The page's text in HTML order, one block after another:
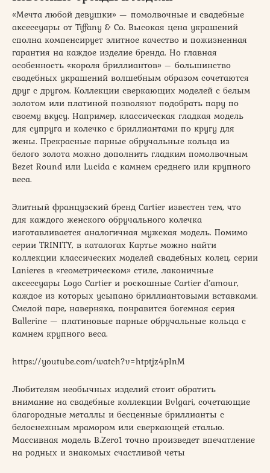
«Мечта любой девушки» — помолвочные и свадебные
аксессуары от Tiffany & Co. Высокая цена украшений
сполна компенсирует элитное качество и пожизненная
гарантия на каждое изделие бренда. Но главная
особенность «короля бриллиантов» – большинство
свадебных украшений волшебным образом сочетаются
друг с другом. Коллекции сверкающих моделей с белым
золотом или платиной позволяют подобрать пару по
своему вкусу. Например, классическая гладкая модель
для супруга и колечко с бриллиантами по кругу для
жены. Прекрасные парные обручальные кольца из
белого золота можно дополнить гладким помолвочным
Bezet Round или Lucida с камнем среднего или крупного
веса.
Элитный французский бренд Cartier известен тем, что
для каждого женского обручального колечка
изготавливается аналогичная мужская модель. Помимо
серии TRINITY, в каталогах Картье можно найти
коллекции классических моделей свадебных колец, серии
Lanieres в «геометрическом» стиле, лаконичные
аксессуары Logo Cartier и роскошные Cartier d’amour,
каждое из которых усыпано бриллиантовыми вставками.
Смелой паре, наверняка, понравится богемная серия
Ballerine — платиновые парные обручальные кольца с
камнем крупного веса.
https://youtube.com/watch?v=htptjz4pInM
Любителям необычных изделий стоит обратить
внимание на свадебные коллекции Bvlgari, сочетающие
благородные металлы и бесценные бриллианты с
белоснежным мрамором или сверкающей сталью.
Массивная модель B.Zero1 точно произведет впечатление
на родных и знакомых счастливой четы